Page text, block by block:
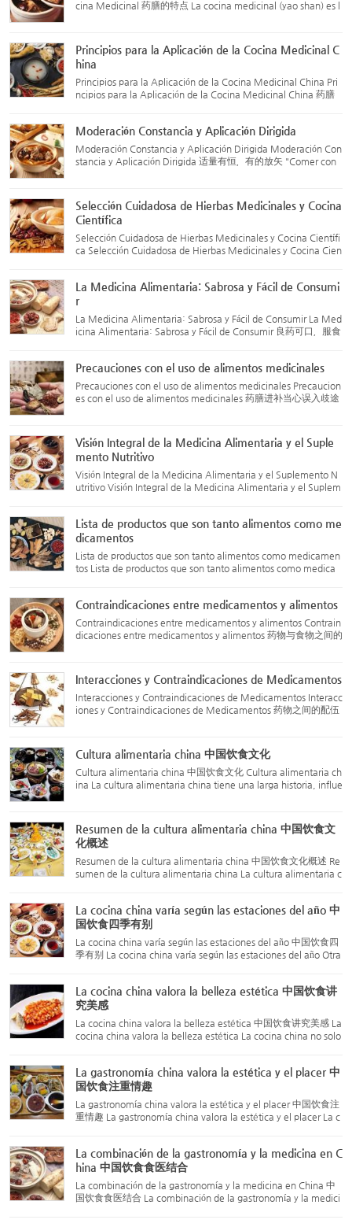
cina Medicinal 药膳的特点 La cocina medicinal (yao shan) es l
c...
Principios para la Aplicación de la Cocina Medicinal C
hina
Principios para la Aplicación de la Cocina Medicinal China Pri
ncipios para la Aplicación de la Cocina Medicinal China 药膳
Moderación Constancia y Aplicación Dirigida
Moderación Constancia y Aplicación Dirigida Moderación Con
stancia y Aplicación Dirigida 适量有恒，有的放矢 "Comer con
p...
Selección Cuidadosa de Hierbas Medicinales y Cocina
Científica
Selección Cuidadosa de Hierbas Medicinales y Cocina Científi
ca Selección Cuidadosa de Hierbas Medicinales y Cocina Cien
La Medicina Alimentaria: Sabrosa y Fácil de Consumi
r
La Medicina Alimentaria: Sabrosa y Fácil de Consumir La Med
icina Alimentaria: Sabrosa y Fácil de Consumir 良药可口，服食
s...
Precauciones con el uso de alimentos medicinales
Precauciones con el uso de alimentos medicinales Precaucion
es con el uso de alimentos medicinales 药膳进补当心误入歧途
l...
Visión Integral de la Medicina Alimentaria y el Suple
mento Nutritivo
Visión Integral de la Medicina Alimentaria y el Suplemento N
utritivo Visión Integral de la Medicina Alimentaria y el Suplem
Lista de productos que son tanto alimentos como me
dicamentos
Lista de productos que son tanto alimentos como medicamen
tos Lista de productos que son tanto alimentos como medica
tos como med...
Contraindicaciones entre medicamentos y alimentos
Contraindicaciones entre medicamentos y alimentos Contrain
dicaciones entre medicamentos y alimentos 药物与食物之间的
Platyco...
Interacciones y Contraindicaciones de Medicamentos
Interacciones y Contraindicaciones de Medicamentos Interacc
iones y Contraindicaciones de Medicamentos 药物之间的配伍
as"...
Cultura alimentaria china 中国饮食文化
Cultura alimentaria china 中国饮食文化 Cultura alimentaria ch
ina La cultura alimentaria china tiene una larga historia, influe
Resumen de la cultura alimentaria china 中国饮食文
化概述
Resumen de la cultura alimentaria china 中国饮食文化概述 Re
sumen de la cultura alimentaria china La cultura alimentaria c
La cocina china varía según las estaciones del año 中
国饮食四季有别
La cocina china varía según las estaciones del año 中国饮食四
季有别 La cocina china varía según las estaciones del año Otra
La cocina china valora la belleza estética 中国饮食讲
究美感
La cocina china valora la belleza estética 中国饮食讲究美感 La
cocina china valora la belleza estética La cocina china no solo
La gastronomía china valora la estética y el placer 中
国饮食注重情趣
La gastronomía china valora la estética y el placer 中国饮食注
重情趣 La gastronomía china valora la estética y el placer La c
La combinación de la gastronomía y la medicina en C
hina 中国饮食食医结合
La combinación de la gastronomía y la medicina en China 中
国饮食食医结合 La combinación de la gastronomía y la medici